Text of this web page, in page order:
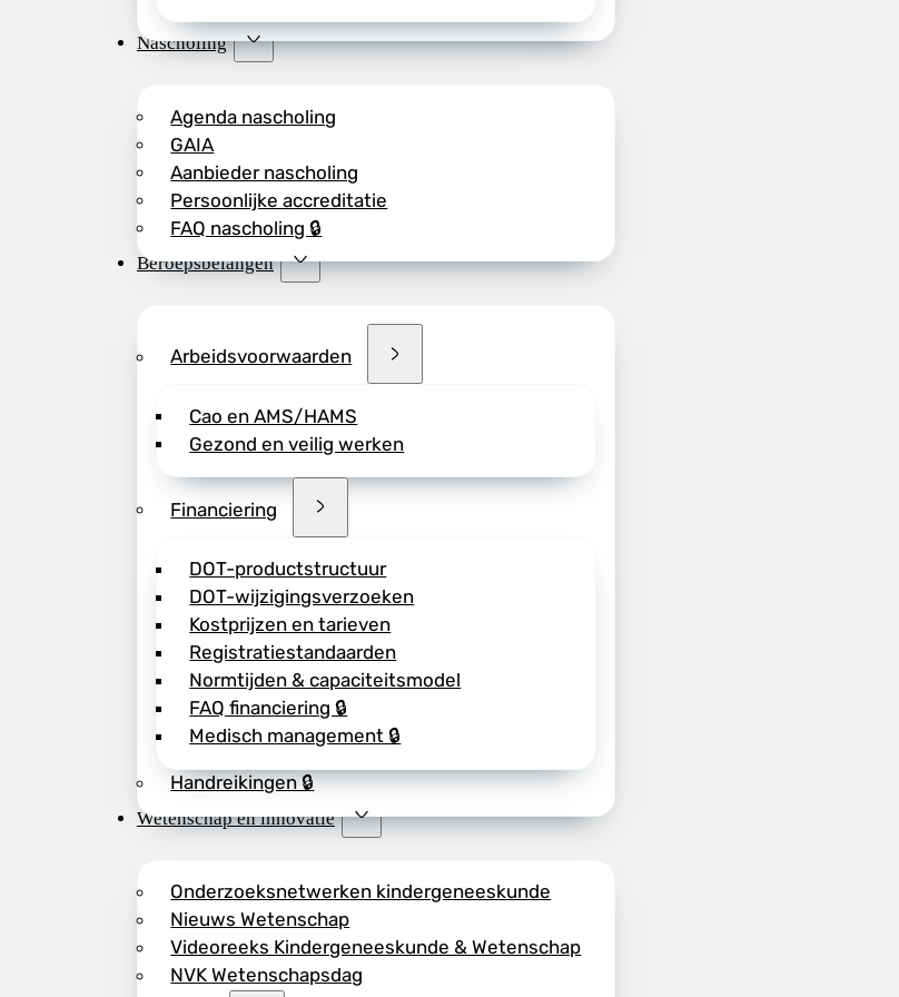
Nascholing
Agenda nascholing
GAIA
Aanbieder nascholing
Persoonlijke accreditatie
FAQ nascholing 🔒
Beroepsbelangen
Arbeidsvoorwaarden
Cao en AMS/HAMS
Gezond en veilig werken
Financiering
DOT-productstructuur
DOT-wijzigingsverzoeken
Kostprijzen en tarieven
Registratiestandaarden
Normtijden & capaciteitsmodel
FAQ financiering 🔒
Medisch management 🔒
Handreikingen 🔒
Wetenschap en innovatie
Onderzoeksnetwerken kindergeneeskunde
Nieuws Wetenschap
Videoreeks Kindergeneeskunde & Wetenschap
NVK Wetenschapsdag